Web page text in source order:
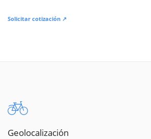
Solicitar cotización ↗
Geolocalización